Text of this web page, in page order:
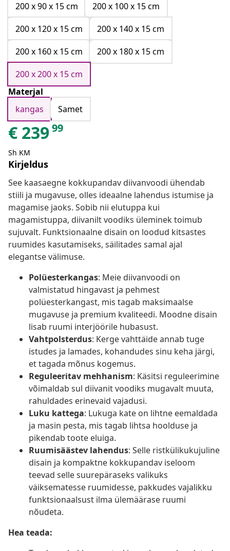
200 x 90 x 15 cm
200 x 100 x 15 cm
200 x 120 x 15 cm
200 x 140 x 15 cm
200 x 160 x 15 cm
200 x 180 x 15 cm
200 x 200 x 15 cm
Materjal
kangas
Samet
€ 23999
Sh KM
Kirjeldus
See kaasaegne kokkupandav diivanvoodi ühendab
stiili ja mugavuse, olles ideaalne lahendus istumise ja
magamise jaoks. Sobib nii elutuppa kui
magamistuppa, diivanilt voodiks üleminek toimub
sujuvalt. Funktsionaalne disain on loodud kitsastes
ruumides kasutamiseks, säilitades samal ajal
elegantse välimuse.
Polüesterkangas: Meie diivanvoodi on
valmistatud hingavast ja pehmest
polüesterkangast, mis tagab maksimaalse
mugavuse ja premium kvaliteedi. Moodne disain
lisab ruumi interjöörile hubasust.
Vahtpolsterdus: Kerge vahttäide annab tuge
istudes ja lamades, kohandudes sinu keha järgi,
et tagada mõnus kogemus.
Reguleeritav mehhanism: Käsitsi reguleerimine
võimaldab sul diivanit voodiks mugavalt muuta,
rahuldades erinevaid vajadusi.
Luku kattega: Lukuga kate on lihtne eemaldada
ja masin pesta, mis tagab lihtsa hoolduse ja
pikendab toote eluiga.
Ruumisäästev lahendus: Selle ristkülikukujuline
disain ja kompaktne kokkupandav iseloom
teevad selle suurepäraseks valikuks
väiksematesse ruumidesse, pakkudes vajalikku
funktsionaalsust ilma ülemäärase ruumi
nõudeta.
Hea teada: